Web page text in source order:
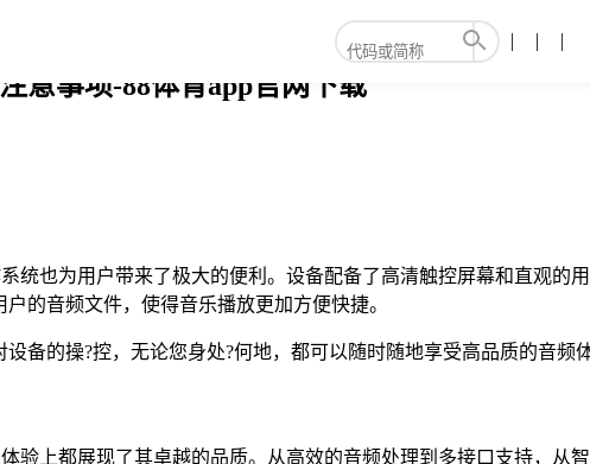
意事项-88体育app官网下载
统也为用户带来了极大的便利。设备配备了高清触控屏幕和直观的
的音频文件，使得音乐播放更加方便快捷。
备的操?控，无论您身处?何地，都可以随时随地享受高品质的音频体
验上都展现了其卓越的品质。从高效的音频处理到多接口支持，